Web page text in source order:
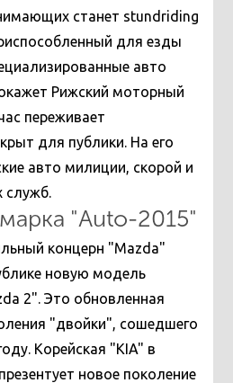
станет stundriding
для езды
авто
Рижский моторный
переживает
для публики. На его
авто милиции, скорой и
служб.
"Auto-2015"
концерн "Mazda"
новую модель
2". Это обновленная
"двойки", сошедшего
Корейская "KIA" в
новое поколение